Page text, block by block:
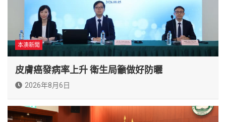
本澳新聞
皮膚癌發病率上升 衛生局籲做好防曬
2026年8月6日